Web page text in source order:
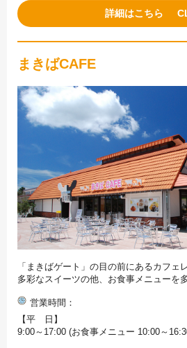
詳細はこちら
まきばCAFE
「まきばゲート」の目の前にあるカフェ
多彩なスイーツの他、お食事メニューを
営業時間
【平 日】
9:00～17:00 (お食事メニュー 10:00～